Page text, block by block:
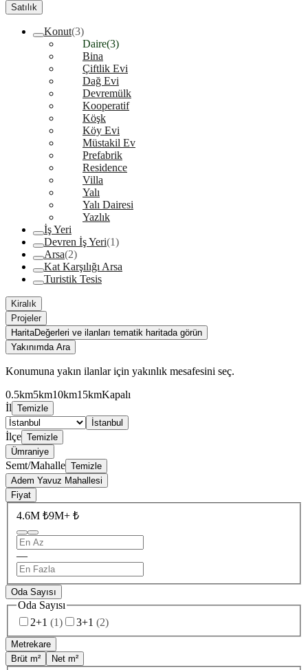
Satılık
Konut(3)
Daire(3)
Bina
Çiftlik Evi
Dağ Evi
Devremülk
Kooperatif
Köşk
Köy Evi
Müstakil Ev
Prefabrik
Residence
Villa
Yalı
Yalı Dairesi
Yazlık
İş Yeri
Devren İş Yeri(1)
Arsa(2)
Kat Karşılığı Arsa
Turistik Tesis
Kiralık
Projeler
HaritaDeğerleri ve ilanları tematik haritada görün
Yakınımda Ara
Konumuna yakın ilanlar için yakınlık mesafesini seç.
0.5km5km10km15kmKapalı
İl Temizle
İstanbul
İlçe Temizle
Ümraniye
Semt/Mahalle Temizle
Adem Yavuz Mahallesi
Fiyat
4.6M ₺9M+ ₺
—
Oda Sayısı
Oda Sayısı
2+1 (1) 3+1 (2)
Metrekare
Brüt m²
Net m²